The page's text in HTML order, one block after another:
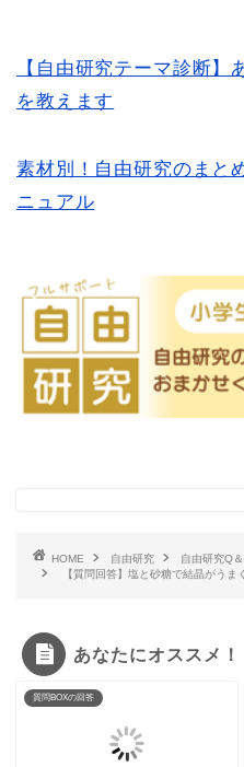
【自由研究テーマ診断】
を教えます
素材別！自由研究のまと
ニュアル
HOME 自由研究 自由研究Q
【質問回答】塩と砂糖で結晶がうま
あなたにオススメ！
質問BOXの回答